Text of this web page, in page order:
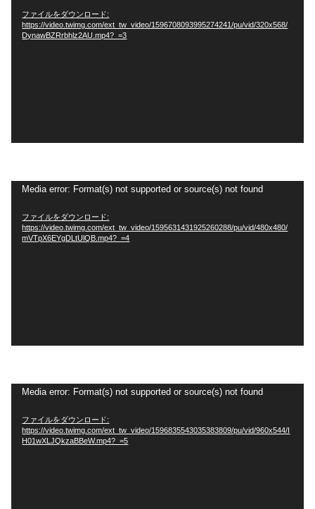
プ
レ
ファイルをダウンロード:
https://video.twimg.com/ext_tw_video/1596708093995274241/pu/vid/320x568/
DynawBZRrbhlz2AU.mp4?_=3
プ
レ
Media error: Format(s) not supported or source(s) not found
ファイルをダウンロード:
https://video.twimg.com/ext_tw_video/1595631431925260288/pu/vid/480x480/
mVTpX6EYgDLtUlQB.mp4?_=4
プ
レ
Media error: Format(s) not supported or source(s) not found
ファイルをダウンロード:
https://video.twimg.com/ext_tw_video/1596835543035383809/pu/vid/960x544/I
H01wXLJQkzaBBeW.mp4?_=5